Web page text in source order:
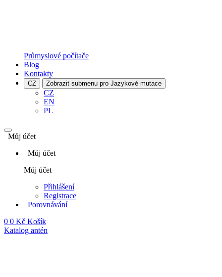
Průmyslové počítače
Blog
Kontakty
CZ Zobrazit submenu pro Jazykové mutace
CZ
EN
PL
Můj účet
Můj účet
Můj účet
Přihlášení
Registrace
Porovnávání
0 0 Kč Košík
Katalog antén